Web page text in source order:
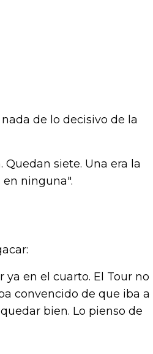
de lo decisivo de la
Quedan siete. Una era la
ninguna".
ya en el cuarto. El Tour no
convencido de que iba a
bien. Lo pienso de